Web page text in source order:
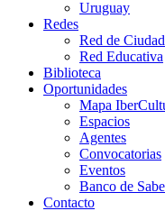
Uruguay
Redes
Red de
Red Educativa
Biblioteca
Oportunidades
Mapa
Espacios
Agentes
Convocatorias
Eventos
Banco de
Contacto